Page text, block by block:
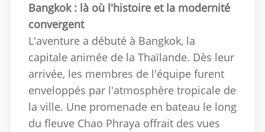
Bangkok : là où l'histoire et la modernité
convergent
L'aventure a débuté à Bangkok, la
capitale animée de la Thaïlande. Dès leur
arrivée, les membres de l'équipe furent
enveloppés par l'atmosphère tropicale de
la ville. Une promenade en bateau le long
du fleuve Chao Phraya offrait des vues